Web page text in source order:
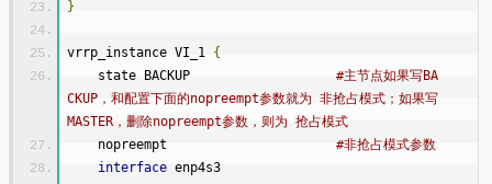
}
vrrp_instance VI_1 {
    state BACKUP
#主节点如果写BA
CKUP，和配置下面的nopreempt参数就为 非抢占模式；如果写
MASTER，删除nopreempt参数，则为 抢占模式
    nopreempt
interface enp4s3